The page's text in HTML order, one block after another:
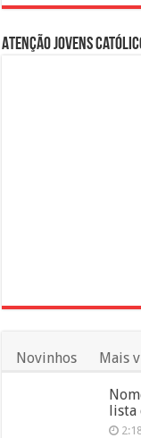
Atenção Jovens
Novinhos Mais
lista